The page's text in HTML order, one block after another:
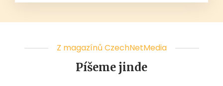
Z magazínů CzechNetMedia
Píšeme jinde